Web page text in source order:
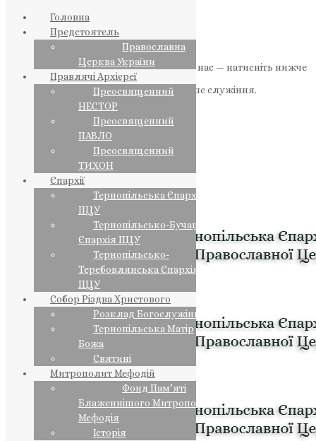
Якщо маєте можливість, підтримайте нас — натисніть нижче
«Пожертва».
Ваша допомога зміцнює наше служіння.
НАШ ТЕЛЕГРАМ
Головна
Предстоятель
Православна
Церква України
Правлячі Архієреї
Преосвященний
НЕСТОР
Преосвященний
ПАВЛО
Преосвященний
ТИХОН
Єпархії
Тернопільська Єпархія
ПЦУ
Тернопільсько-Бучацька
Єпархія ПЦУ
Тернопільсько-
Теребовлянська Єпархія
ПЦУ
Собор Різдва Христового
Розклад Богослужінь
Тернопільська Матір
Божа
Святині
Митрополит Мефодій
Фонд Пам’яті
Блаженнішого Митрополита
Мефодія
Історія